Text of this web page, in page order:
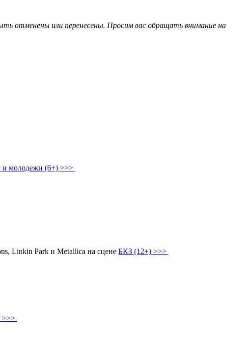
отменены или перенесены. Просим вас обращать внимание на
и молодежи (6+) >>>
Linkin Park и Metallica на сцене БКЗ (12+) >>>
>>>